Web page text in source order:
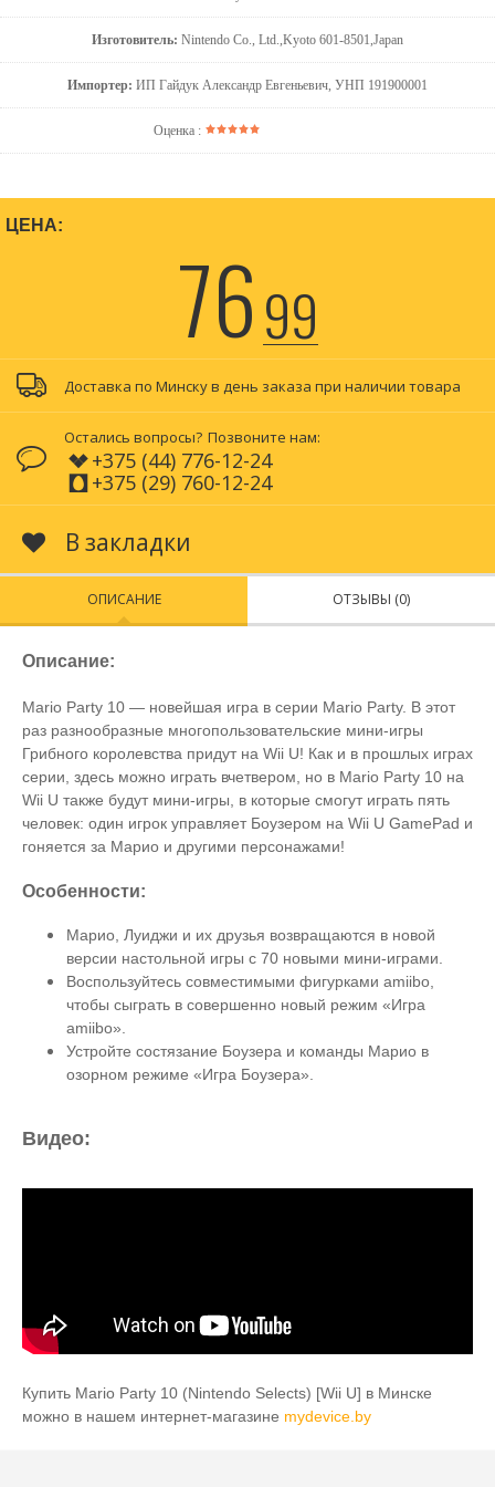
Изготовитель: Nintendo Co., Ltd.,Kyoto 601-8501,Japan
Импортер: ИП Гайдук Александр Евгеньевич, УНП 191900001
Оценка :
ЦЕНА:
7699
Доставка по Минску в день заказа при наличии товара
Остались вопросы? Позвоните нам:
+375 (44) 776-12-24
+375 (29) 760-12-24
В закладки
ОПИСАНИЕ ОТЗЫВЫ (0)
Описание:
Mario Party 10 — новейшая игра в серии Mario Party. В этот
раз разнообразные многопользовательские мини-игры
Грибного королевства придут на Wii U! Как и в прошлых играх
серии, здесь можно играть вчетвером, но в Mario Party 10 на
Wii U также будут мини-игры, в которые смогут играть пять
человек: один игрок управляет Боузером на Wii U GamePad и
гоняется за Марио и другими персонажами!
Особенности:
Марио, Луиджи и их друзья возвращаются в новой
версии настольной игры с 70 новыми мини-играми.
Воспользуйтесь совместимыми фигурками amiibo,
чтобы сыграть в совершенно новый режим «Игра
amiibo».
Устройте состязание Боузера и команды Марио в
озорном режиме «Игра Боузера».
Видео:
Купить Mario Party 10 (Nintendo Selects) [Wii U] в Минске
можно в нашем интернет-магазине mydevice.by